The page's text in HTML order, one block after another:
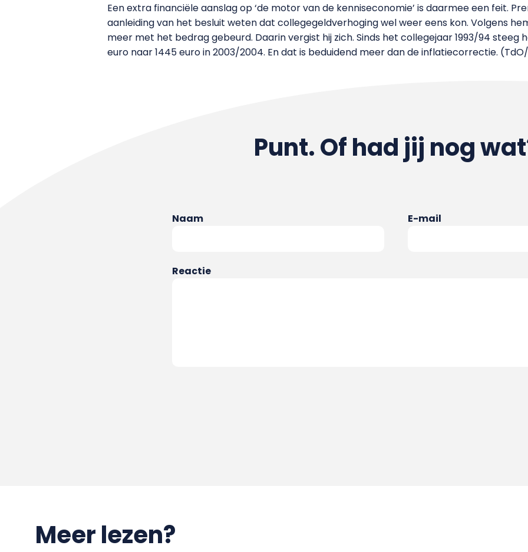
Een extra financiële aanslag op ‘de motor van de kenniseconomie’ is daarmee een feit.
aanleiding van het besluit weten dat collegegeldverhoging wel weer eens kon. Volgens
meer met het bedrag gebeurd. Daarin vergist hij zich. Sinds het collegejaar 1993/94 steeg
euro naar 1445 euro in 2003/2004. En dat is beduidend meer dan de inflatiecorrectie.
Punt. Of had jij nog
Naam E-mail
Reactie
Meer lezen?